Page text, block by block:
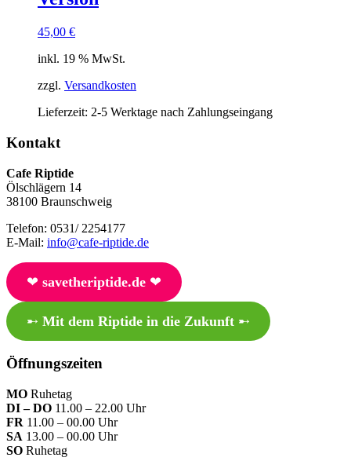
45,00 €
inkl. 19 % MwSt.
zzgl. Versandkosten
Lieferzeit: 2-5 Werktage nach Zahlungseingang
Kontakt
Cafe Riptide
Ölschlägern 14
38100 Braunschweig
Telefon: 0531/ 2254177
E-Mail: info@cafe-riptide.de
❤︎ savetheriptide.de❤︎
➸ Mit dem Riptide in die Zukunft➸
Öffnungszeiten
MO Ruhetag
DI – DO 11.00 – 22.00 Uhr
FR 11.00 – 00.00 Uhr
SA 13.00 – 00.00 Uhr
SO Ruhetag